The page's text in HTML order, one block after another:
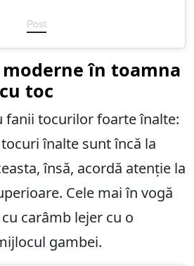
Post
în toamna
toc
fanii tocurilor foarte înalte:
înalte sunt încă la
însă, acordă atenție la
Cele mai în vogă
carâmb lejer cu o
gambei.